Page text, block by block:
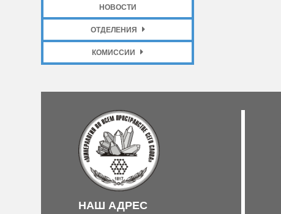
НОВОСТИ
ОТДЕЛЕНИЯ
КОМИССИИ
НАШ АДРЕС